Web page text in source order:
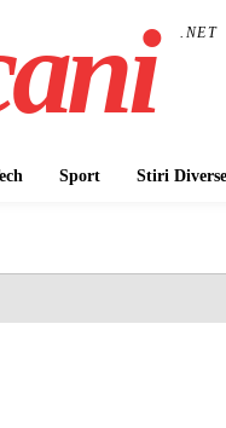
.NET
Sport Stiri Diverse